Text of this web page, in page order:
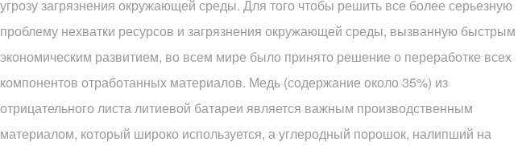
угрозу загрязнения окружающей среды. Для того чтобы решить все более серьезную
проблему нехватки ресурсов и загрязнения окружающей среды, вызванную быстрым
экономическим развитием, во всем мире было принято решение о переработке всех
компонентов отработанных материалов. Медь (содержание около 35%) из
отрицательного листа литиевой батареи является важным производственным
материалом, который широко используется, а углеродный порошок, налипший на